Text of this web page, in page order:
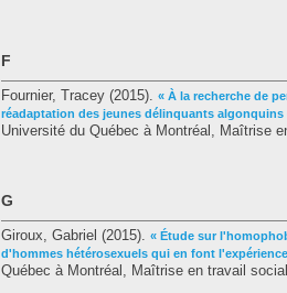
F
Fournier, Tracey (2015). « À la recherche de
réadaptation des jeunes délinquants
Université du Québec à Montréal, Maîtrise
G
Giroux, Gabriel (2015). « Étude sur
d'hommes hétérosexuels qui en font
Québec à Montréal, Maîtrise en travail